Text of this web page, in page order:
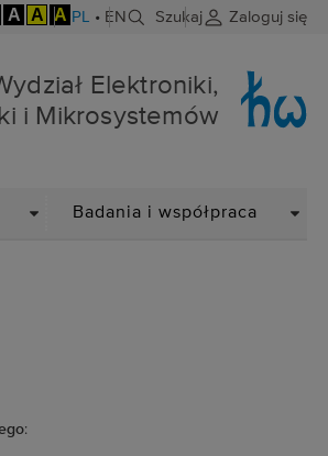
A A A PL • EN Szukaj Zaloguj się
i Mikrosystemów
Elektroniki,
i Mikrosystemów
Badania i współpraca
: